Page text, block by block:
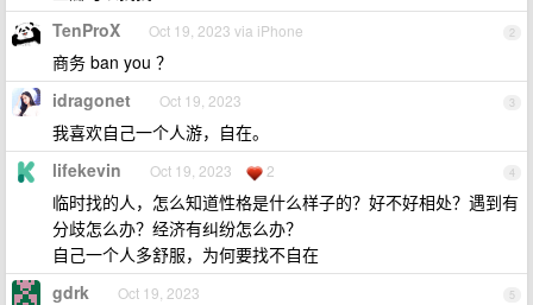
2
TenProX Oct 19, 2023 via iPhone
商务 ban you ？
3
idragonet Oct 19, 2023
我喜欢自己一个人游，自在。
4
lifekevin Oct 19, 2023 2
临时找的人，怎么知道性格是什么样子的？好不好相处？遇到有
分歧怎么办？经济有纠纷怎么办？
自己一个人多舒服，为何要找不自在
5
gdrk Oct 19, 2023